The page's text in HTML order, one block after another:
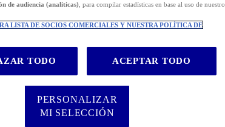
de audiencia (analíticas), para compilar estadísticas en base al uso de nuestro
LISTA DE SOCIOS COMERCIALES Y NUESTRA POLÍTICA DE
PERSONALIZAR
MI SELECCIÓN
TODO ACEPTAR TODO